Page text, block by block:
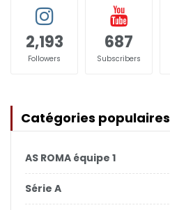
2,193
Followers
687
Subscribers
Catégories populaires
AS ROMA équipe 1
Série A